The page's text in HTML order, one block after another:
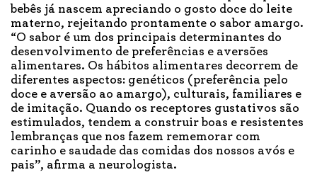
bebês já nascem apreciando o gosto doce do leite
materno, rejeitando prontamente o sabor amargo.
“O sabor é um dos principais determinantes do
desenvolvimento de preferências e aversões
alimentares. Os hábitos alimentares decorrem de
diferentes aspectos: genéticos (preferência pelo
doce e aversão ao amargo), culturais, familiares e
de imitação. Quando os receptores gustativos são
estimulados, tendem a construir boas e resistentes
lembranças que nos fazem rememorar com
carinho e saudade das comidas dos nossos avós e
pais”, afirma a neurologista.